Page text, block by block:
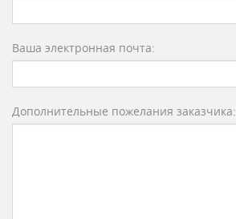
Ваша электронная почта:
Дополнительные пожелания заказчика: